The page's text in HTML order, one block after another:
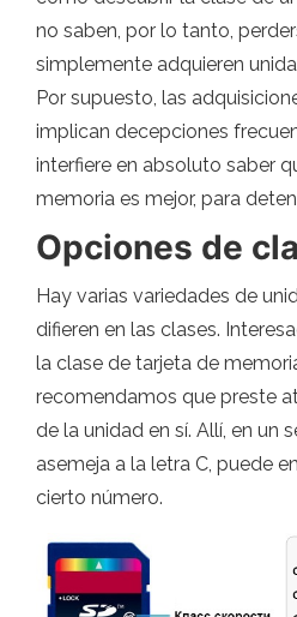
no saben, por lo tanto,
simplemente adquieren
Por supuesto, las
implican decepciones
interfiere en absoluto saber
memoria es mejor, para
Opciones de
Hay varias variedades de
difieren en las clases.
la clase de tarjeta de
recomendamos que preste
de la unidad en sí. Allí, en un
asemeja a la letra C, puede
cierto número.